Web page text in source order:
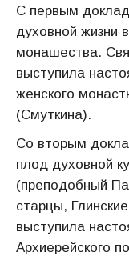
С первым
духовной жизни
монашества.
выступила
женского
(Смуткина).
Со вторым
плод духовной
(преподобный
старцы,
выступила
Архиерейского